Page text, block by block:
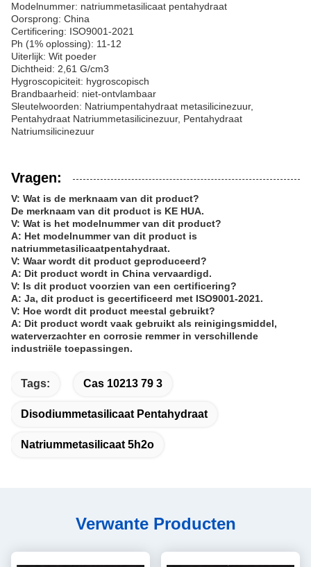
Modelnummer: natriummetasilicaat pentahydraat
Oorsprong: China
Certificering: ISO9001-2021
Ph (1% oplossing): 11-12
Uiterlijk: Wit poeder
Dichtheid: 2,61 G/cm3
Hygroscopiciteit: hygroscopisch
Brandbaarheid: niet-ontvlambaar
Sleutelwoorden: Natriumpentahydraat metasilicinezuur,
Pentahydraat Natriummetasilicinezuur, Pentahydraat
Natriumsilicinezuur
Vragen:
V: Wat is de merknaam van dit product?
De merknaam van dit product is KE HUA.
V: Wat is het modelnummer van dit product?
A: Het modelnummer van dit product is
natriummetasilicaatpentahydraat.
V: Waar wordt dit product geproduceerd?
A: Dit product wordt in China vervaardigd.
V: Is dit product voorzien van een certificering?
A: Ja, dit product is gecertificeerd met ISO9001-2021.
V: Hoe wordt dit product meestal gebruikt?
A: Dit product wordt vaak gebruikt als reinigingsmiddel,
waterverzachter en corrosie remmer in verschillende
industriële toepassingen.
Tags: Cas 10213 79 3
Disodiummetasilicaat Pentahydraat
Natriummetasilicaat 5h2o
Verwante Producten